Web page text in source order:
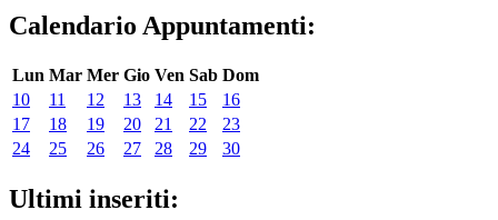
Calendario Appuntamenti:
Lun Mar Mer Gio Ven Sab Dom
10
11 12 13 14 15
16
17
18 19 20 21 22
23
24
25 26 27 28 29 30
Ultimi inseriti: